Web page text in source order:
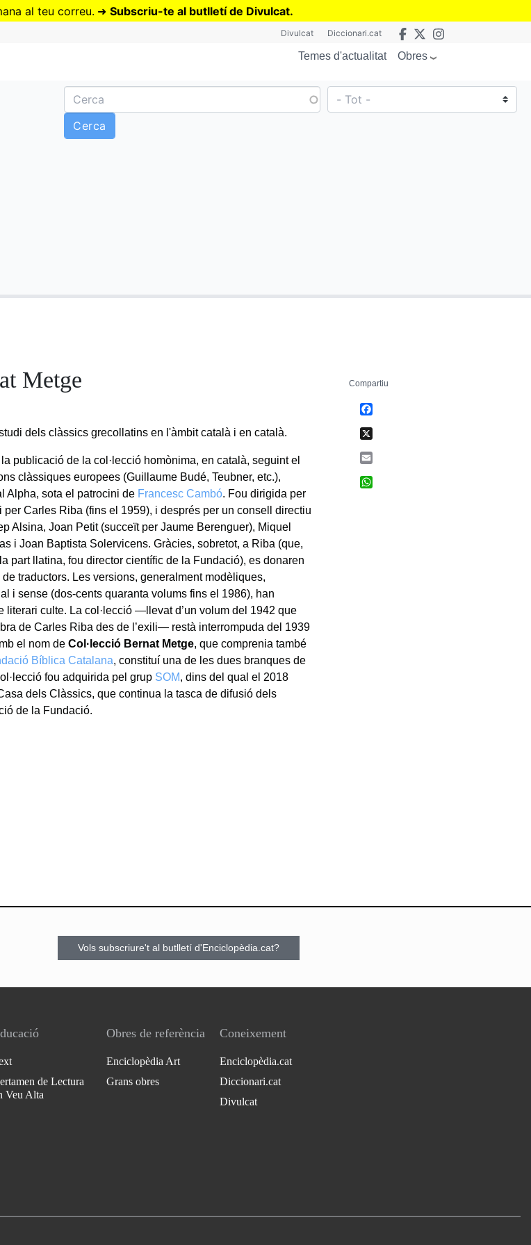
Vés
al teu correu. ➜ Subscriu-te al butlletí de Divulcat.
Divulcat Diccionari.cat
Temes d'actualitat Obres
Metge
dels clàssics grecollatins en l'àmbit català i en català.
publicació de la col·lecció homònima, en català, seguint el
clàssiques europees (Guillaume Budé, Teubner, etc.),
Alpha, sota el patrocini de Francesc Cambó. Fou dirigida per
Carles Riba (fins el 1959), i després per un consell directiu
Alsina, Joan Petit (succeït per Jaume Berenguer), Miquel
i Joan Baptista Solervicens. Gràcies, sobretot, a Riba (que,
part llatina, fou director científic de la Fundació), es donaren
traductors. Les versions, generalment modèliques,
i sense (dos-cents quaranta volums fins el 1986), han
literari culte. La col·lecció —llevat d’un volum del 1942 que
de Carles Riba des de l’exili— restà interrompuda del 1939
el nom deCol·lecció Bernat Metge, que comprenia també
Bíblica Catalana, constituí una de les dues branques de
fou adquirida pel grup SOM, dins del qual el 2018
dels Clàssics, que continua la tasca de difusió dels
de la Fundació.
Compartiu
Vols subscriure't al butlletí d'Enciclopèdia.cat?
de Lectura
Veu Alta
Obres de referència
Enciclopèdia Art
Grans obres
Coneixement
Enciclopèdia.cat
Diccionari.cat
Divulcat